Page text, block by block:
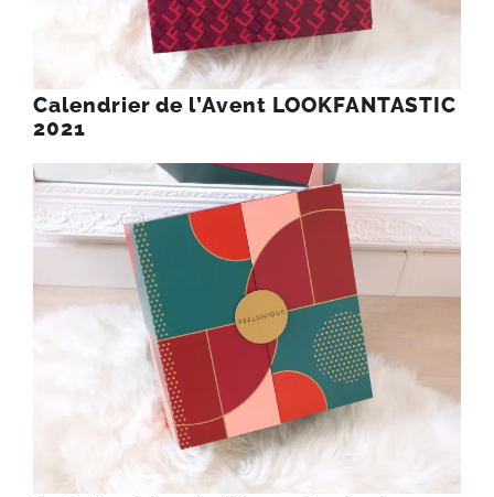
Calendrier de l’Avent LOOKFANTASTIC
2021